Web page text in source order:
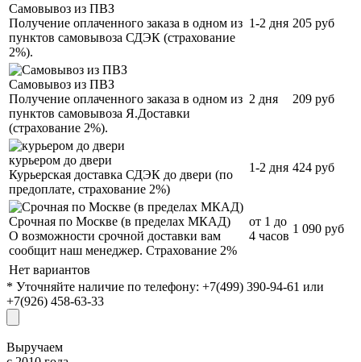
Самовывоз из ПВЗ
Получение оплаченного заказа в одном из
пунктов самовывоза СДЭК (страхование
2%).
1-2 дня 205 руб
Самовывоз из ПВЗ
Получение оплаченного заказа в одном из
пунктов самовывоза Я.Доставки
(страхование 2%).
2 дня 209 руб
курьером до двери
Курьерская доставка СДЭК до двери (по
предоплате, страхование 2%)
1-2 дня 424 руб
Срочная по Москве (в пределах МКАД)
О возможности срочной доставки вам
сообщит наш менеджер. Страхование 2%
от 1 до
4 часов
1 090 руб
Нет вариантов
* Уточняйте наличие по телефону: +7(499) 390-94-61 или
+7(926) 458-63-33
Выручаем